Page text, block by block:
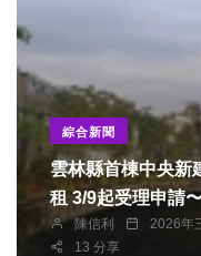
綜合新聞
雲林縣首棟中央新
租 3/9起受理申請
陳信利 2026年
13 分享